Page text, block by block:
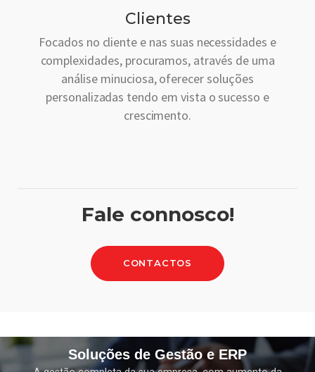
Clientes
Focados no cliente e nas suas necessidades e
complexidades, procuramos, através de uma
análise minuciosa, oferecer soluções
personalizadas tendo em vista o sucesso e
crescimento.
Fale connosco!
CONTACTOS
Soluções de Gestão e ERP